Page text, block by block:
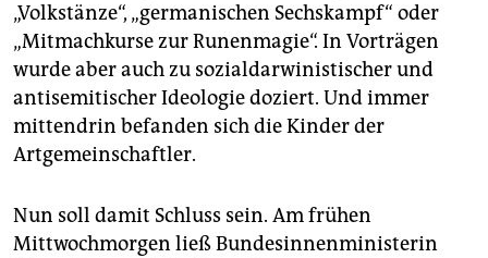
„Volkstänze“, „germanischen Sechskampf“ oder
„Mitmachkurse zur Runenmagie“. In Vorträgen
wurde aber auch zu sozialdarwinistischer und
antisemitischer Ideologie doziert. Und immer
mittendrin befanden sich die Kinder der
Artgemeinschaftler.
Nun soll damit Schluss sein. Am frühen
Mittwochmorgen ließ Bundesinnenministerin